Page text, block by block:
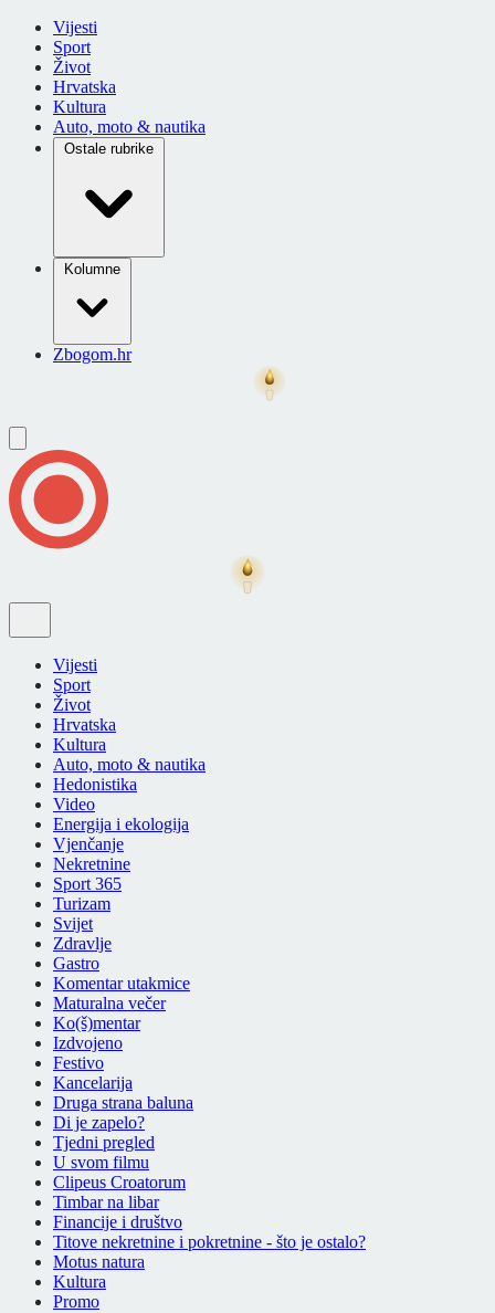
Vijesti
Sport
Život
Hrvatska
Kultura
Auto, moto & nautika
Ostale rubrike
Kolumne
Zbogom.hr
Vijesti
Sport
Život
Hrvatska
Kultura
Auto, moto & nautika
Hedonistika
Video
Energija i ekologija
Vjenčanje
Nekretnine
Sport 365
Turizam
Svijet
Zdravlje
Gastro
Komentar utakmice
Maturalna večer
Ko(š)mentar
Izdvojeno
Festivo
Kancelarija
Druga strana baluna
Di je zapelo?
Tjedni pregled
U svom filmu
Clipeus Croatorum
Timbar na libar
Financije i društvo
Titove nekretnine i pokretnine - što je ostalo?
Motus natura
Kultura
Promo